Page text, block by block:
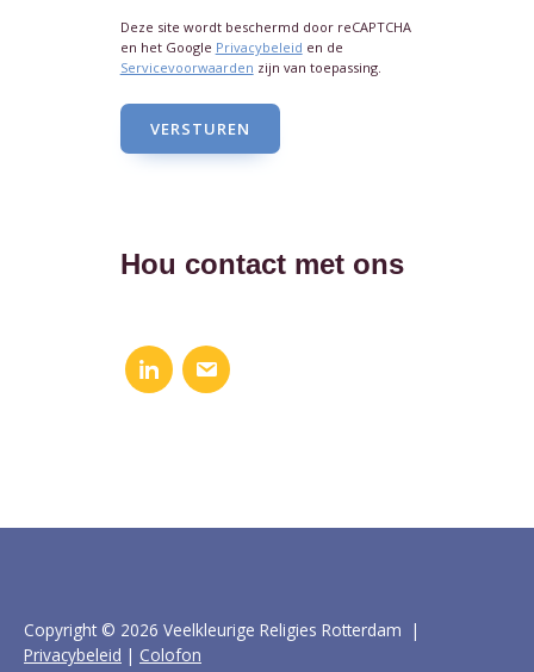
Deze site wordt beschermd door reCAPTCHA
en het Google Privacybeleid en de
Servicevoorwaarden zijn van toepassing.
VERSTUREN
Hou contact met ons
Copyright © 2026 Veelkleurige Religies Rotterdam |
Privacybeleid | Colofon